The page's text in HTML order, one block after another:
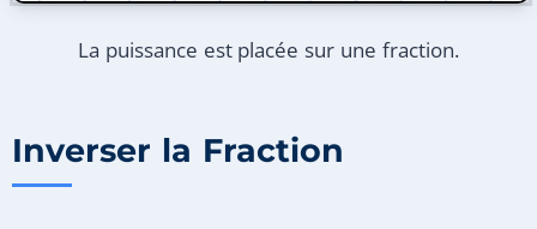
La puissance est placée sur une fraction.
Inverser la Fraction